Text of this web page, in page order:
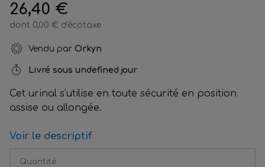
26,40 €
dont 0,00 € d'écotaxe
Vendu par Orkyn
Livré sous undefined jour
Cet urinal s'utilise en toute sécurité en position
assise ou allongée.
Voir le descriptif
Quantité